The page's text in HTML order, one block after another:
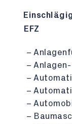
EFZ